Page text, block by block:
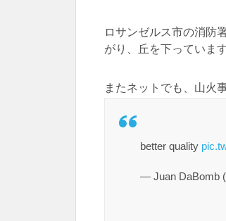
ロサンゼルス市の消防
がり、丘を下っていま
またネットでも、山火
better quality
— Juan DaBomb